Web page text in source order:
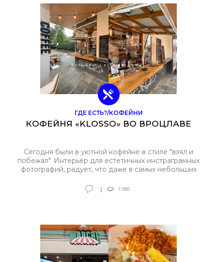
ГДЕ ЕСТЬ?/КОФЕЙНИ
КОФЕЙНЯ «KLOSSO» ВО ВРОЦЛАВЕ
Сегодня были в уютной кофейне в стиле "взял и
побежал". Интерьер для естетичных инстраграмных
фотографий, радует, что даже в самых небольших
на кокосовом молоке.
1 085